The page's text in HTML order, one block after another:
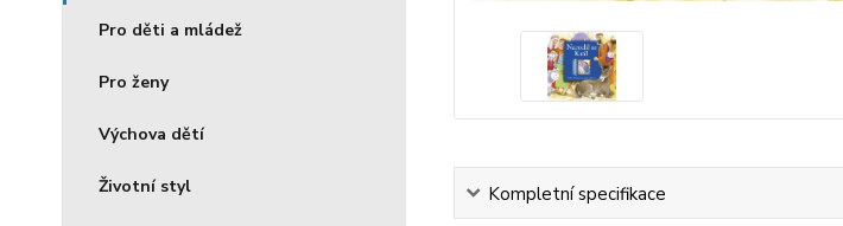
Pro děti a mládež
Pro ženy
Výchova dětí
Životní styl Kompletní specifikace